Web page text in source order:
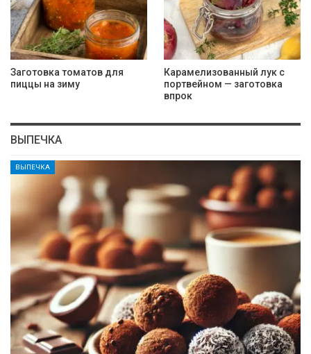
Заготовка томатов для
пиццы на зиму
Карамелизованный лук с
портвейном — заготовка
впрок
ВЫПЕЧКА
ВЫПЕЧКА